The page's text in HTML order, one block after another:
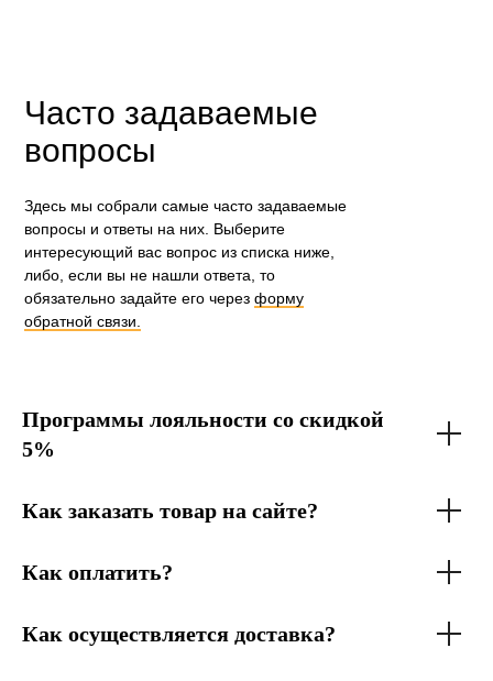
Часто задаваемые
вопросы
Здесь мы собрали самые часто задаваемые
вопросы и ответы на них. Выберите
интересующий вас вопрос из списка ниже,
либо, если вы не нашли ответа, то
обязательно задайте его черезформу
обратной связи.
Программы лояльности со скидкой
5%
Как заказать товар на сайте?
Как оплатить?
Как осуществляется доставка?